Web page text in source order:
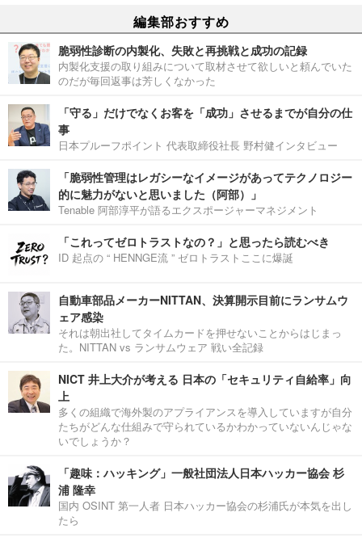
編集部おすすめ
脆弱性診断の内製化、失敗と再挑戦と成功の記録
内製化支援の取り組みについて取材させて欲しいと頼んでいた
のだが毎回返事は芳しくなかった
「守る」だけでなくお客を「成功」させるまでが自分の仕
事
日本プルーフポイント 代表取締役社長 野村健インタビュー
「脆弱性管理はレガシーなイメージがあってテクノロジー
的に魅力がないと思いました（阿部）」
Tenable 阿部淳平が語るエクスポージャーマネジメント
「これってゼロトラストなの？」と思ったら読むべき
ID 起点の “ HENNGE流 ” ゼロトラストここに爆誕
自動車部品メーカーNITTAN、決算開示目前にランサムウ
ェア感染
それは朝出社してタイムカードを押せないことからはじまっ
た。NITTAN vs ランサムウェア 戦い全記録
NICT 井上大介が考える 日本の「セキュリティ自給率」向
上
多くの組織で海外製のアプライアンスを導入していますが自分
たちがどんな仕組みで守られているかわかっていないんじゃな
いでしょうか？
「趣味：ハッキング」一般社団法人日本ハッカー協会 杉
浦 隆幸
国内 OSINT 第一人者 日本ハッカー協会の杉浦氏が本気を出し
たら